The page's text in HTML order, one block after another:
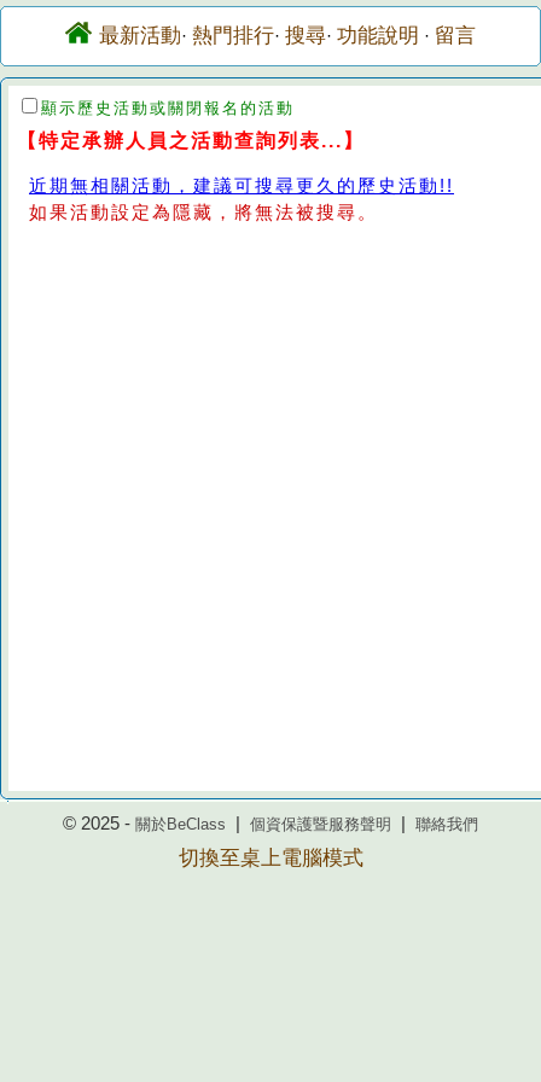
最新活動· 熱門排行· 搜尋· 功能說明 · 留言
顯示歷史活動或關閉報名的活動
【特定承辦人員之活動查詢列表...】
近期無相關活動，建議可搜尋更久的歷史活動!!
如果活動設定為隱藏，將無法被搜尋。
© 2025 - 關於BeClass 個資保護暨服務聲明 聯絡我們
切換至桌上電腦模式